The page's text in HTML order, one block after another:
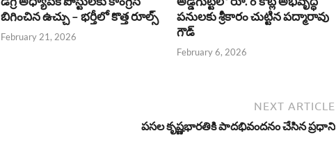
బిగించిన ఉచ్చు – భర్తీలో కొత్త రూల్స్
February 21, 2026
పనులకు శ్రీకారం చుట్టిన పద్మారావు
గౌడ్
February 6, 2026
NEXT ARTICLE
పసల కృష్ణభారతికి పాదభివందనం చేసిన ప్రధాని